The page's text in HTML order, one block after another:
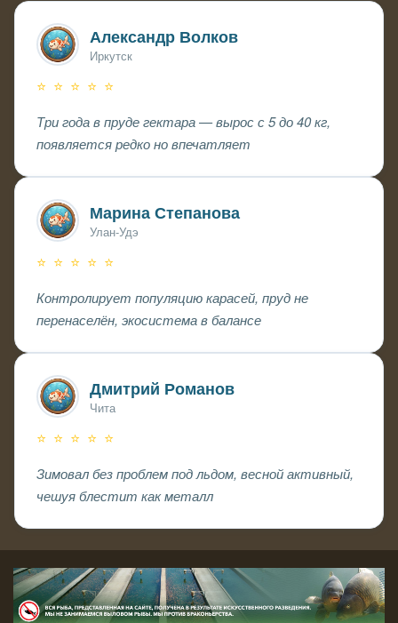
Александр Волков
Иркутск
⭐ ⭐ ⭐ ⭐ ⭐
Три года в пруде гектара — вырос с 5 до 40 кг,
появляется редко но впечатляет
Марина Степанова
Улан-Удэ
⭐ ⭐ ⭐ ⭐ ⭐
Контролирует популяцию карасей, пруд не
перенаселён, экосистема в балансе
Дмитрий Романов
Чита
⭐ ⭐ ⭐ ⭐ ⭐
Зимовал без проблем под льдом, весной активный,
чешуя блестит как металл